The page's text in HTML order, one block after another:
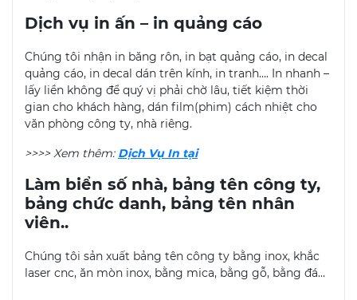
Dịch vụ in ấn – in quảng cáo
Chúng tôi nhận in băng rôn, in bạt quảng cáo, in decal
quảng cáo, in decal dán trên kính, in tranh…. In nhanh –
lấy liền không để quý vị phải chờ lâu, tiết kiệm thời
gian cho khách hàng, dán film(phim) cách nhiệt cho
văn phòng công ty, nhà riêng.
>>>> Xem thêm: Dịch Vụ In tại
Làm biển số nhà, bảng tên công ty,
bảng chức danh, bảng tên nhân
viên..
Chúng tôi sản xuất bảng tên công ty bằng inox, khắc
laser cnc, ăn mòn inox, bằng mica, bằng gỗ, bằng đá…